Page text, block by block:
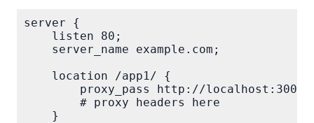
server {
listen 80;
server_name example.com;
location /app1/ {
proxy_pass http://
# proxy headers here
}